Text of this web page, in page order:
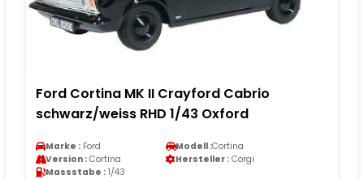
Ford Cortina MK II Crayford Cabrio
schwarz/weiss RHD 1/43 Oxford
Marke : Ford Modell :Cortina
Version : Cortina Hersteller : Corgi
Massstabe : 1/43